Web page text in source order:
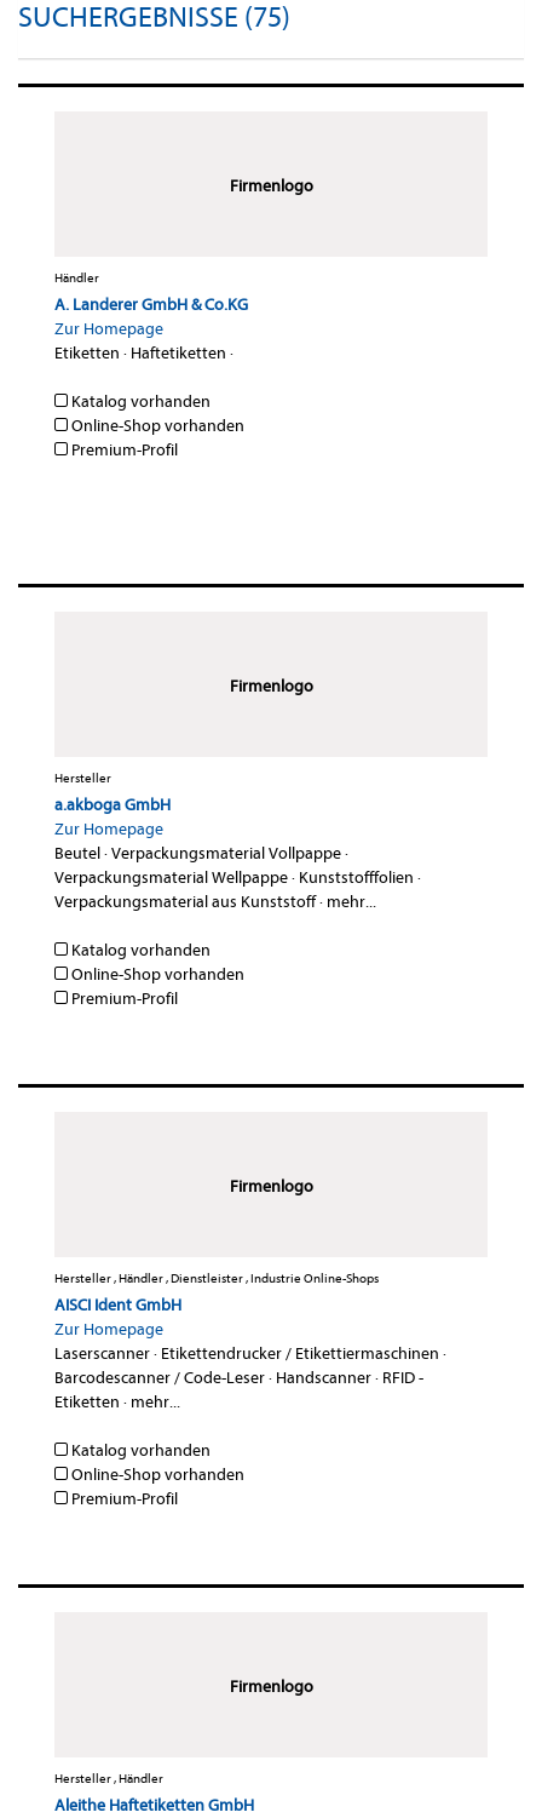
SUCHERGEBNISSE (75)
Firmenlogo
Händler
A. Landerer GmbH & Co.KG
Zur Homepage
Etiketten · Haftetiketten ·
Katalog vorhanden
Online-Shop vorhanden
Premium-Profil
Firmenlogo
Hersteller
a.akboga GmbH
Zur Homepage
Beutel·Verpackungsmaterial Vollpappe·
Verpackungsmaterial Wellpappe· Kunststofffolien ·
Verpackungsmaterial aus Kunststoff· mehr...
Katalog vorhanden
Online-Shop vorhanden
Premium-Profil
Firmenlogo
Hersteller , Händler , Dienstleister , Industrie Online-Shops
AISCI Ident GmbH
Zur Homepage
Laserscanner· Etikettendrucker / Etikettiermaschinen ·
Barcodescanner / Code-Leser· Handscanner· RFID -
Etiketten · mehr...
Katalog vorhanden
Online-Shop vorhanden
Premium-Profil
Firmenlogo
Hersteller , Händler
Aleithe Haftetiketten GmbH